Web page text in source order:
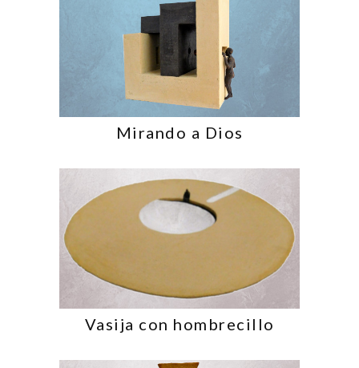
Mirando a Dios
Vasija con hombrecillo